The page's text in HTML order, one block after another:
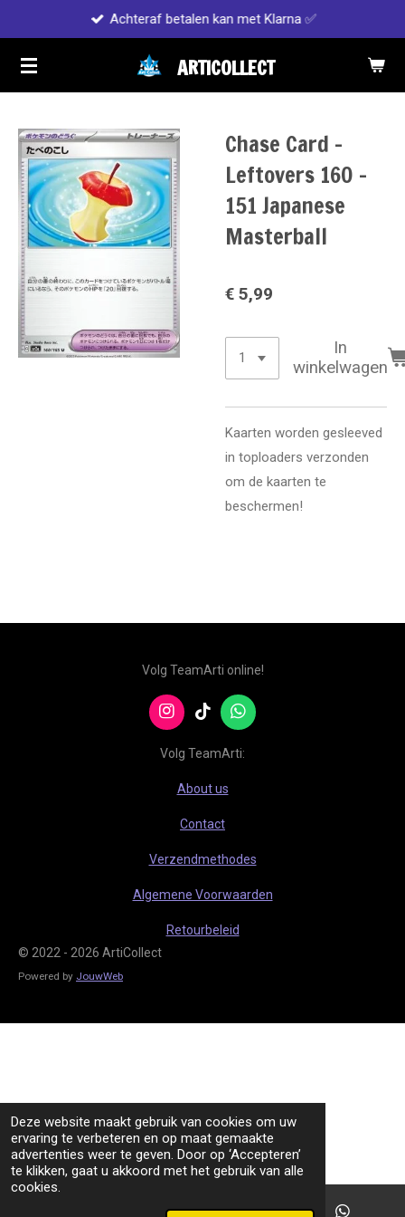
Deze website maakt gebruik van cookies om uw
ervaring te verbeteren en op maat gemaakte
advertenties weer te geven. Door op ‘Accepteren’
te klikken, gaat u akkoord met het gebruik van alle
cookies.
naar
de
ARTICOLLECT
Achteraf betalen kan met Klarna ✅
Chase Card -
Leftovers 160 -
151 Japanese
Masterball
€ 5,99
In
winkelwagen
Kaarten worden gesleeved
in toploaders verzonden
om de kaarten te
beschermen!
Volg TeamArti online!
I
n
s
T
k
o
k
W
h
a
Volg TeamArti:
About us
Contact
Verzendmethodes
Algemene Voorwaarden
Retourbeleid
© 2022 - 2026 ArtiCollect
Powered by JouwWeb